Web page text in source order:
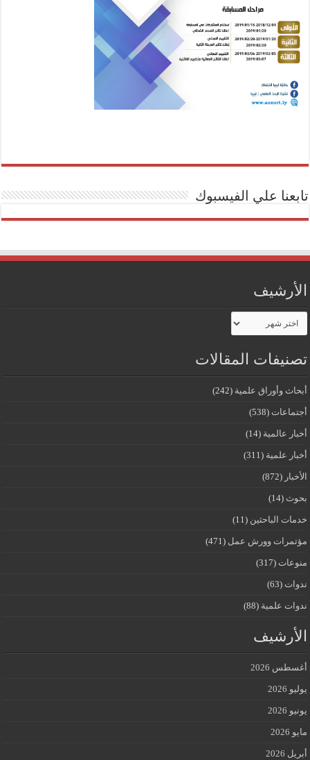
تابعنا علي الفيسبوك
الأرشيف
الأرشيف
تصنيفات المقالات
أبحاث وأوراق علمية (242)
أجتماعات (538)
أخبار عالمية (14)
أخبار علمية (311)
الأخبار (872)
بحوث (14)
خدمات الباحثين (11)
مؤتمرات وورش عمل (471)
منوعات (317)
ندوات (63)
ندوات علمية (88)
الأرشيف
أغسطس 2026
يوليو 2026
يونيو 2026
مايو 2026
أبريل 2026